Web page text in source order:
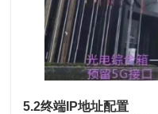
5.2终端IP地址配置